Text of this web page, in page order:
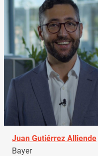
Juan Gutiérrez Alliende
Bayer